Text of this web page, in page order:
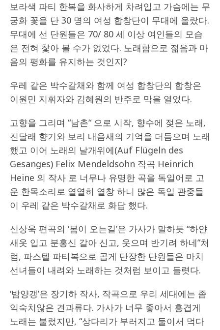
보라색 파티 한복을 화사하게 차려입고 가슴에는 무
궁화 꽃을 단 30 명의 여성 합창단이 무대에 올랐다.
무대에 선 단원들은 70/ 80 세 이상 여인들의 모습
은 전혀 찿아 볼 수가 없었다. 노래함으로 젊음과 마
음의 평화를 유지하는 것인지?
우레 같은 박수갈채와 함께 여성 합창단의 합창은
이원민 지휘자와 김혜원의 반주로 막을 열었다.
고향을 그리며 “남촌“ 으로 시작, 향수에 젖은 노래,
진달래 향기와 보리 내음새의 기억을 더듬으며 노래
했고 이어 노래의 날개위에(Auf Flügeln des
Gesanges) Felix Mendeldsohn 작곡 Heinrich
Heine 의 작사 로 너무나 유명한 곡을 독일어로 고
운 한목소리로 열열히 열창 하니 많은 독일 관중들
이 우레 같은 박수갈채로 화답 했다.
신상욱 편곡의 ‘봄이 오는길’은 가사가 말하듯 “하얀
새옷 입고 분홍신 갈아 신고, 웃으며 반기려 하네”처
럼, 파스텔 파티복으로 곱게 단장한 단원들은 마치
선녀들이 내려와 노래하는 것처럼 보이고 들렷다.
‘밤양갱’은 장기하 작사, 작곡으로 우리 세대에는 좀
익숙치않은 견과류다. 가사가 너무 좋아서 흥겹게
노래는 불렀지만, “상다리가 부러지고 둘이서 먹다